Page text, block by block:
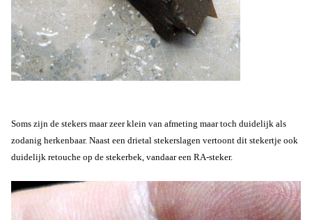
Soms zijn de stekers maar zeer klein van afmeting maar toch duidelijk als
zodanig herkenbaar. Naast een drietal stekerslagen vertoont dit stekertje ook
duidelijk retouche op de stekerbek, vandaar een RA-steker.